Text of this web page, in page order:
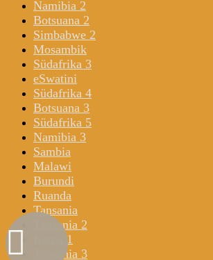
Namibia 2
Botsuana 2
Simbabwe 2
Mosambik
Südafrika 3
eSwatini
Südafrika 4
Botsuana 3
Südafrika 5
Namibia 3
Sambia
Malawi
Burundi
Ruanda
Tansania
Tansania 2
Kenia 1
Tansania 3